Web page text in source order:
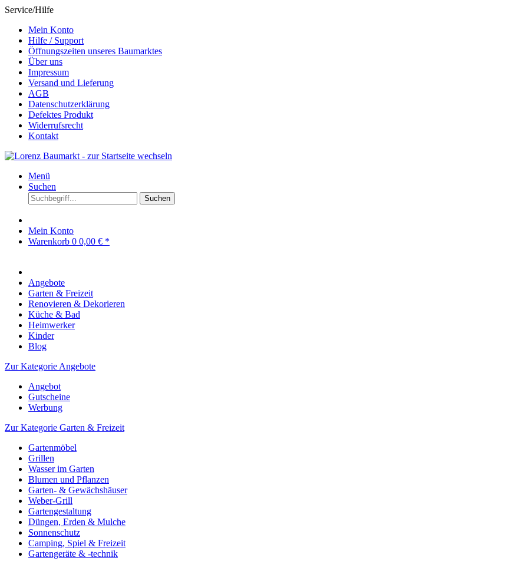
Service/Hilfe
Mein Konto
Hilfe / Support
Öffnungszeiten unseres Baumarktes
Über uns
Impressum
Versand und Lieferung
AGB
Datenschutzerklärung
Defektes Produkt
Widerrufsrecht
Kontakt
Menü
Suchen
Suchen
Mein Konto
Warenkorb 0 0,00 € *
Angebote
Garten & Freizeit
Renovieren & Dekorieren
Küche & Bad
Heimwerker
Kinder
Blog
Zur Kategorie Angebote
Angebot
Gutscheine
Werbung
Zur Kategorie Garten & Freizeit
Gartenmöbel
Grillen
Wasser im Garten
Blumen und Pflanzen
Garten- & Gewächshäuser
Weber-Grill
Gartengestaltung
Düngen, Erden & Mulche
Sonnenschutz
Camping, Spiel & Freizeit
Gartengeräte & -technik